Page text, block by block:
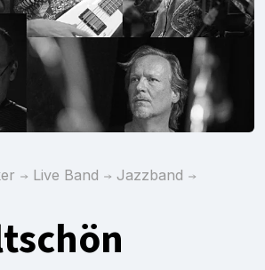
Live Band
Jazzband